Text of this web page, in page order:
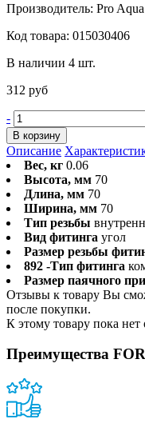
Производитель: Pro Aqua
Код товара: 015030406
В наличии 4 шт.
312 руб
-
В корзину
Описание
Вес, кг 0.06
Высота, мм 70
Длина, мм 70
Ширина, мм 70
Тип резьбы
Вид фитинга угол
Размер резьбы
892 -Тип фитинга
Размер паячного
Отзывы к товару Вы
после покупки.
К этому товару пока нет
Преимущества